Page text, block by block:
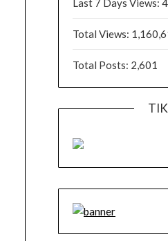
Last 7 Days Views:
Total Views:
Total Posts: 2,601